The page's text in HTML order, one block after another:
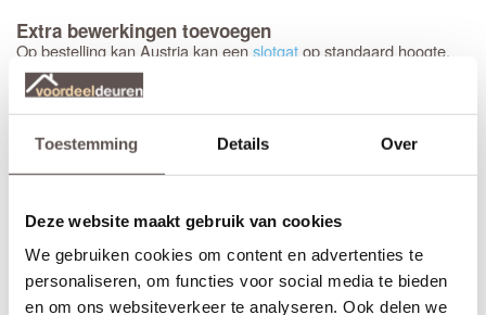
Toestemming Details Over
Deze website maakt gebruik van cookies
We gebruiken cookies om content en advertenties te
personaliseren, om functies voor social media te bieden
en om ons websiteverkeer te analyseren. Ook delen we
Extra bewerkingen toevoegen
Op bestelling kan Austria kan eenslotgatop standaard hoogte,
een 3-puntsluiting en een valdorpel in de Austria Warmond blank
isolatieglas frezen. De hoogte van een
wordt op een vaste standaard hoogte aangebracht. Het hart van
de deurkruk zit altijd op een hoogte van 105 cm gemeten vanaf
de onderzijde van de deur.
Let op!Dedraairichtingvan de deur is van belang. Maak je
* Sleutelbediende 3-puntsluiting(voordeur)
Geschikt voor buitendeuren waarbij aan de buitenzijde van een
deurknopwordt gemonteerd en aan de binnenzijde een